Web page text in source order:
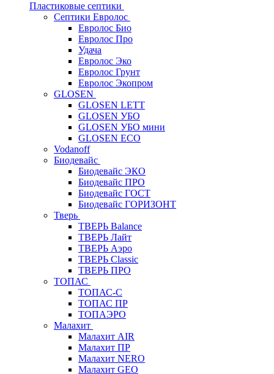
Пластиковые септики
Септики Евролос
Евролос Био
Евролос Про
Удача
Евролос Эко
Евролос Грунт
Евролос Экопром
GLOSEN
GLOSEN LETT
GLOSEN УБО
GLOSEN УБО мини
GLOSEN ECO
Vodanoff
Биодевайс
Биодевайс ЭКО
Биодевайс ПРО
Биодевайс ГОСТ
Биодевайс ГОРИЗОНТ
Тверь
ТВЕРЬ Balance
ТВЕРЬ Лайт
ТВЕРЬ Аэро
ТВЕРЬ Classic
ТВЕРЬ ПРО
ТОПАС
ТОПАС-С
ТОПАС ПР
ТОПАЭРО
Малахит
Малахит AIR
Малахит ПР
Малахит NERO
Малахит GEO